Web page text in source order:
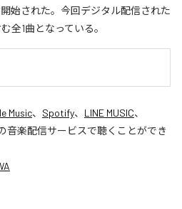
開始された。今回デジタル配信された
全1曲となっている。
Music、 Spotify、 LINE MUSIC、
音楽配信サービスで聴くことができ